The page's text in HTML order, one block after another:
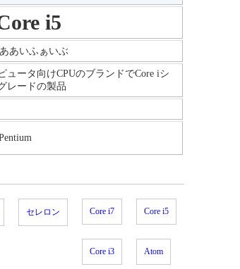
i5
あいふぁいぶ
ュータ向けCPUのブランドでCore iシ
レードの製品
セレロン Core i7 Core i5
Core i3 Atom